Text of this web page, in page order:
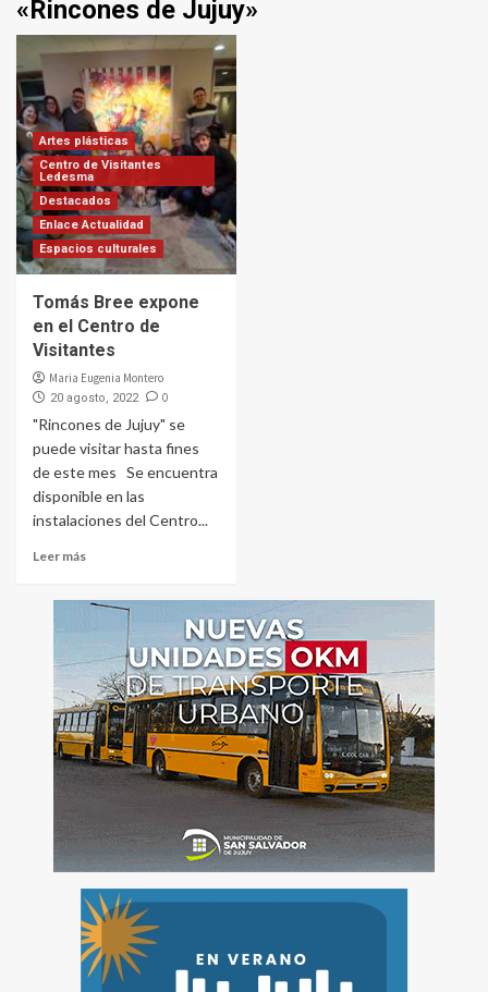
«Rincones de Jujuy»
Artes plásticas
Centro de Visitantes
Ledesma
Destacados
Enlace Actualidad
Espacios culturales
Tomás Bree expone
en el Centro de
Visitantes
Maria Eugenia Montero
20 agosto, 2022 0
"Rincones de Jujuy" se
puede visitar hasta fines
de este mes Se encuentra
disponible en las
instalaciones del Centro...
Leer más